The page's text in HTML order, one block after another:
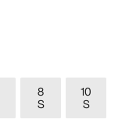
8
S
10
S